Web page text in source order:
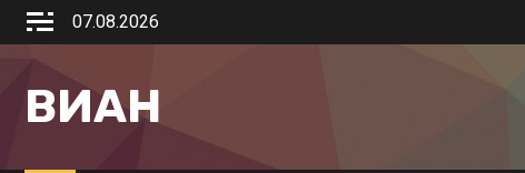
07.08.2026
ВИАН